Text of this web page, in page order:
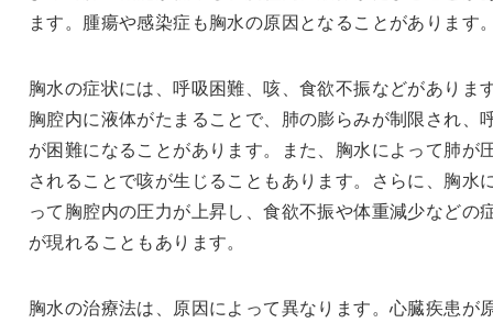
ます。腫瘍や感染症も胸水の原因となることがあります
胸水の症状には、呼吸困難、咳、食欲不振などがありま
胸腔内に液体がたまることで、肺の膨らみが制限され、
が困難になることがあります。また、胸水によって肺が
されることで咳が生じることもあります。さらに、胸水
って胸腔内の圧力が上昇し、食欲不振や体重減少などの
が現れることもあります。
胸水の治療法は、原因によって異なります。心臓疾患が